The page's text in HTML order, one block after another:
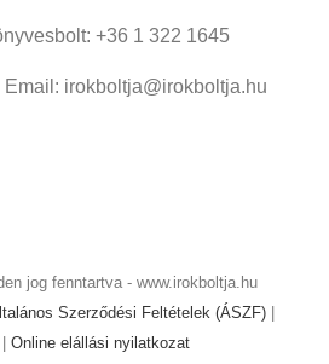
+36 1 322 1645
Email: irokboltja@irokboltja.hu
jog fenntartva - www.irokboltja.hu
Szerződési Feltételek (ÁSZF)
Online elállási nyilatkozat